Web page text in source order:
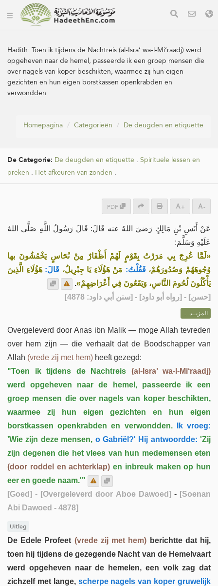
Hadith:Toen ik tijdens de Nachtreis (al-Isra’ wa-l-Mi‘raadj) werd
opgeheven naar de hemel, passeerde ik een groep mensen die
over nagels van koper beschikten, waarmee zij hun eigen
gezichten en hun eigen borstkassen openkrabden en
verwondden
Homepagina Categorieën De deugden en etiquette
De Categorie: De deugden en etiquette . Spirituele lessen en
preken . Het afkeuren van zonden .
PDF + -
عَنْ أَنَسِ بْنِ مَالِكٍ رَضيَ اللهُ عنه قَالَ: قَالَ رَسُولُ اللَّهِ صَلَّى اللهُ
عَلَيْهِ وَسَلَّمَ:
«لَمَّا عُرِجَ بِي مَرَرْتُ بِقَوْمٍ لَهُمْ أَظْفَارٌ مِنْ نُحَاسٍ يَخْمُشُونَ بها
وُجُوهَهُمْ وَصُدُورَهُمْ، فَقُلْتُ: مَنْ هَؤُلَاءِ يَا جِبْرِيلُ، قَالَ: هَؤُلَاءِ الَّذِينَ
يَأْكُلُونَ لُحُومَ النَّاسِ، وَيَقَعُونَ فِي أَعْرَاضِهِمْ».
[حسن] - [رواه أبو داود] - [سنن أبي داود: 4878]
المزيــد ...
Overgeleverd door Anas ibn Malik — moge Allah tevreden
over hem zijn — die verhaalt dat de Boodschapper van
Allah (vrede zij met hem) heeft gezegd:
"Toen ik tijdens de Nachtreis (al-Isra’ wa-l-Mi‘raadj)
werd opgeheven naar de hemel, passeerde ik een
groep mensen die over nagels van koper beschikten,
waarmee zij hun eigen gezichten en hun eigen
borstkassen openkrabden en verwondden.Ik vroeg:
'Wie zijn deze mensen, o Gabriël?' Hij antwoordde: 'Zij
zijn degenen die het vlees van hun medemensen eten
(door roddel en achterklap) en inbreuk maken op hun
eer en goede naam.'"
[Goed] - [Overgeleverd door Aboe Dawoed] - [Soenan
Abi Dawoed - 4878]
Uitleg
De Edele Profeet (vrede zij met hem) berichtte dat hij,
toen hij tijdens de gezegende Nacht van de Hemelvaart
werd opgeheven naar de hemelen, een volk zag dat
zichzelf met lange,scherpe nagels van koper gruwelijk